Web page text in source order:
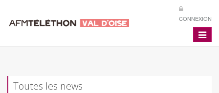
CONNEXION
Toggle
Toutes les news